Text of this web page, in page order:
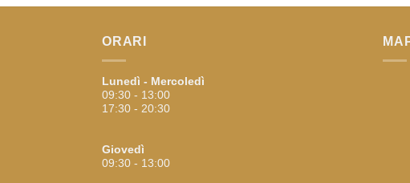
ORARI
Lunedì - Mercoledì
09:30 - 13:00
17:30 - 20:30
Giovedì
09:30 - 13:00